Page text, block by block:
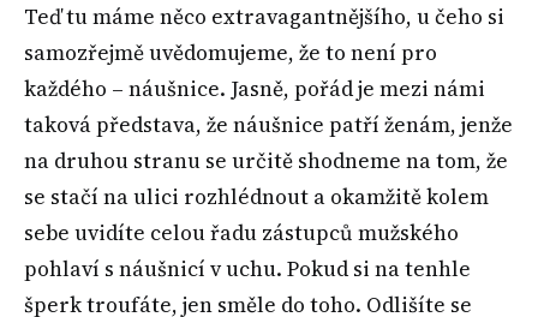
Teď tu máme něco extravagantnějšího, u čeho si
samozřejmě uvědomujeme, že to není pro
každého – náušnice. Jasně, pořád je mezi námi
taková představa, že náušnice patří ženám, jenže
na druhou stranu se určitě shodneme na tom, že
se stačí na ulici rozhlédnout a okamžitě kolem
sebe uvidíte celou řadu zástupců mužského
pohlaví s náušnicí v uchu. Pokud si na tenhle
šperk troufáte, jen směle do toho. Odlišíte se